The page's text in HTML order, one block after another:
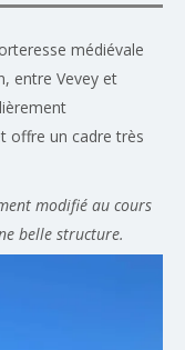
médiévale
entre Vevey et
offre un cadre très
modifié au cours
belle structure.